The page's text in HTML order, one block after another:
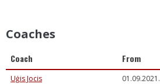
Coaches
Coach From
Uģis Jocis 01.09.2021.